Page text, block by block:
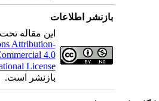
بازنشر اطلاعات
این مقاله
Attribution-
4.0
License
بازنشر است.